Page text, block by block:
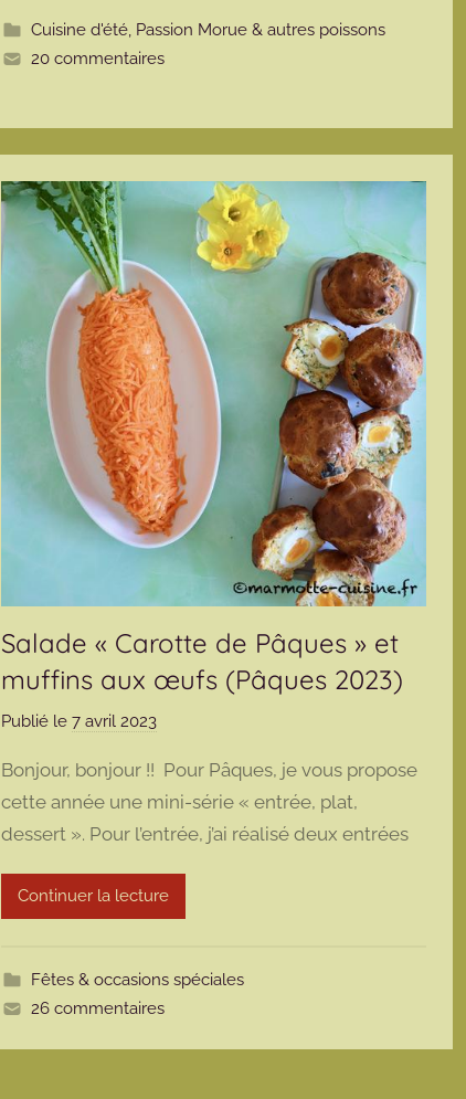
t
Cuisine d'été, Passion Morue & autres poissons
20 commentaires
Salade « Carotte de Pâques » et
muffins aux œufs (Pâques 2023)
Publié le 7 avril 2023p
m
a
m
o
t
e
Bonjour, bonjour !! Pour Pâques, je vous propose
cette année une mini-série « entrée, plat,
dessert ». Pour l’entrée, j’ai réalisé deux entrées
Continuer la lecture
Fêtes & occasions spéciales
26 commentaires